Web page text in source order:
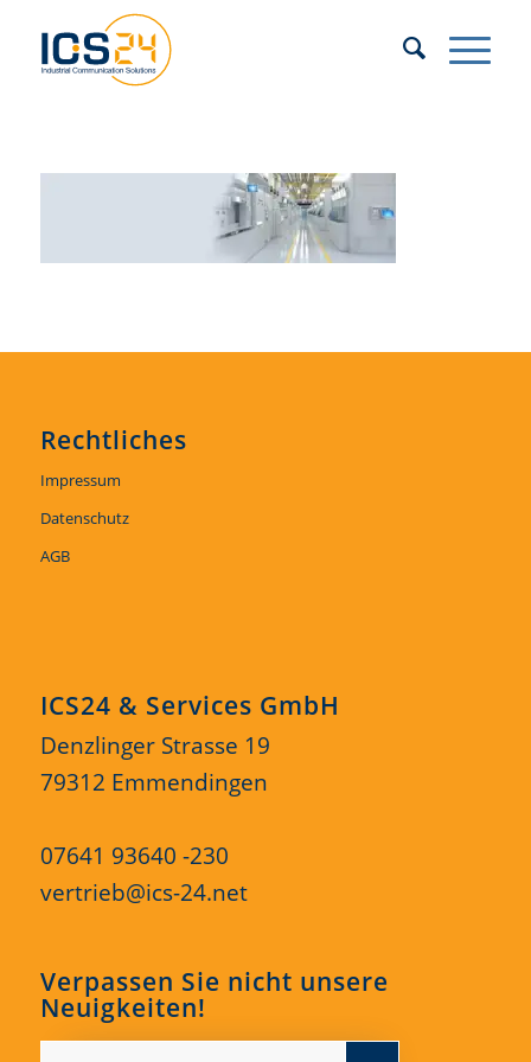
Rechtliches
Impressum
Datenschutz
AGB
ICS24 & Services GmbH
Denzlinger Strasse 19
79312 Emmendingen
07641 93640 -230
vertrieb@ics-24.net
Verpassen Sie nicht unsere
Neuigkeiten!